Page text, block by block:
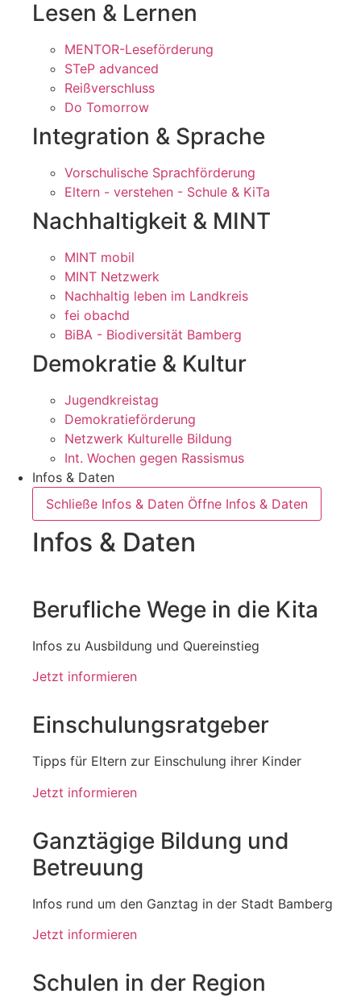
Lesen & Lernen
MENTOR-Leseförderung
STeP advanced
Reißverschluss
Do Tomorrow
Integration & Sprache
Vorschulische Sprachförderung
Eltern - verstehen - Schule & KiTa
Nachhaltigkeit & MINT
MINT mobil
MINT Netzwerk
Nachhaltig leben im Landkreis
fei obachd
BiBA - Biodiversität Bamberg
Demokratie & Kultur
Jugendkreistag
Demokratieförderung
Netzwerk Kulturelle Bildung
Int. Wochen gegen Rassismus
Infos & Daten
Schließe Infos & Daten Öffne Infos & Daten
Infos & Daten
Berufliche Wege in die Kita
Infos zu Ausbildung und Quereinstieg
Jetzt informieren
Einschulungsratgeber
Tipps für Eltern zur Einschulung ihrer Kinder
Jetzt informieren
Ganztägige Bildung und
Betreuung
Infos rund um den Ganztag in der Stadt Bamberg
Jetzt informieren
Schulen in der Region